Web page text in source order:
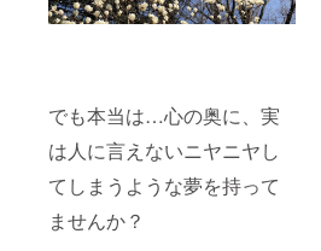
でも本当は…心の奥に、実
は人に言えないニヤニヤし
てしまうような夢を持って
ませんか？